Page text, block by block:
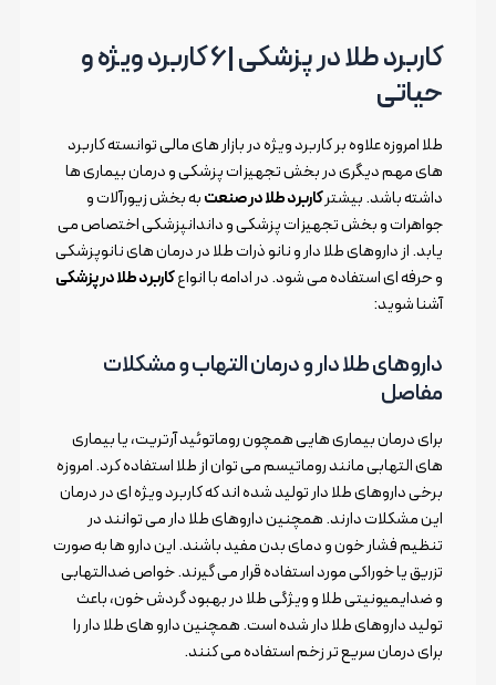
کاربرد طلا در پزشکی |6 کاربرد ویژه و
حیاتی
طلا امروزه علاوه بر کاربرد ویژه در بازار های مالی توانسته کاربرد
های مهم دیگری در بخش تجهیزات پزشکی و درمان بیماری ها
داشته باشد. بیشترکاربرد طلا در صنعتبه بخش زیورآلات و
جواهرات و بخش تجهیزات پزشکی و داندانپزشکی اختصاص می
یابد. از داروهای طلا دار و نانو ذرات طلا در درمان های نانوپزشکی
و حرفه ای استفاده می شود. در ادامه با انواعکاربرد طلا در پزشکی
آشنا شوید:
داروهای طلا دار و درمان التهاب و مشکلات
مفاصل
برای درمان بیماری هایی همچون روماتوئید آرتریت، یا بیماری
های التهابی مانند روماتیسم می توان از طلا استفاده کرد. امروزه
برخی داروهای طلا دار تولید شده اند که کاربرد ویژه ای در درمان
این مشکلات دارند. همچنین داروهای طلا دار می توانند در
تنظیم فشار خون و دمای بدن مفید باشند. این دارو ها به صورت
تزریق یا خوراکی مورد استفاده قرار می گیرند. خواص ضدالتهابی
و ضدایمیونیتی طلا و ویژگی طلا در بهبود گردش خون، باعث
تولید داروهای طلا دار شده است. همچنین دارو های طلا دار را
برای درمان سریع تر زخم استفاده می کنند.